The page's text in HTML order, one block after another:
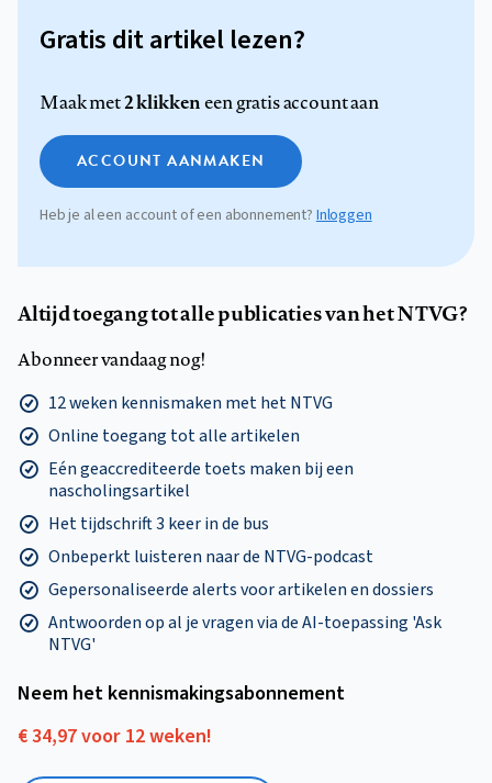
Gratis dit artikel lezen?
Maak met2 klikkeneen gratis account aan
ACCOUNT AANMAKEN
Heb je al een account of een abonnement? Inloggen
Altijd toegang tot alle publicaties van het NTVG?
Abonneer vandaag nog!
12 weken kennismaken met het NTVG
Online toegang tot alle artikelen
Eén geaccrediteerde toets maken bij een
nascholingsartikel
Het tijdschrift 3 keer in de bus
Onbeperkt luisteren naar de NTVG-podcast
Gepersonaliseerde alerts voor artikelen en dossiers
Antwoorden op al je vragen via de AI-toepassing 'Ask
NTVG'
Neem het kennismakings­abonnement
€ 34,97 voor 12 weken!